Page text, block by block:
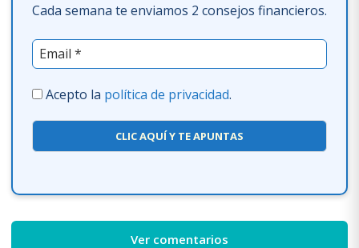
Cada semana te enviamos 2 consejos financieros.
Acepto la política de privacidad.
CLIC AQUÍ Y TE APUNTAS
Ver comentarios